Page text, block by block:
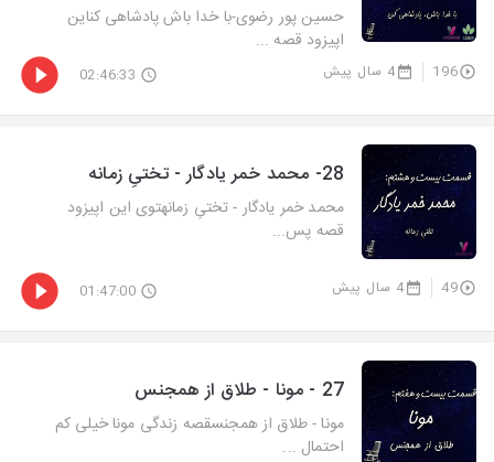
حسین پور رضوی-با خدا باش پادشاهی کناین
اپیزود قصه ...
196 4 سال پیش 02:46:33
28- محمد خمر یادگار - تختیِ زمانه
محمد خمر یادگار - تختیِ زمانهتوی این اپیزود
قصه پس...
49 4 سال پیش 01:47:00
27 - مونا - طلاق از همجنس
مونا - طلاق از همجنسقصه زندگی مونا خیلی کم
احتمال ...